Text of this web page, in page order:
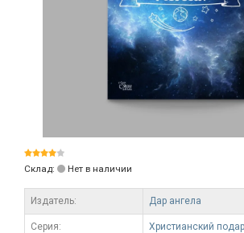
Склад: Нет в наличии
Издатель: Дар ангела
Серия: Христианский